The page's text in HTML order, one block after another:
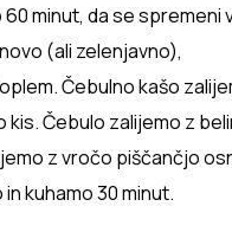
minut, da se spremeni
(ali zelenjavno),
Čebulno kašo
Čebulo zalijemo z
z vročo piščančjo
kuhamo 30 minut.